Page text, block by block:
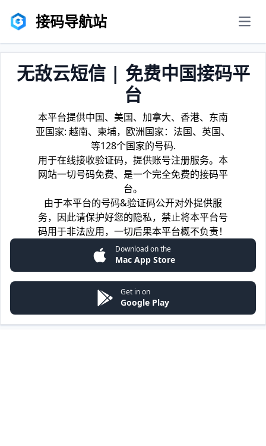
接码导航站
无敌云短信 | 免费中国接码平
台
本平台提供中国、美国、加拿大、香港、东南
亚国家: 越南、柬埔，欧洲国家：法国、英国、
等128个国家的号码.
用于在线接收验证码，提供账号注册服务。本
网站一切号码免费、是一个完全免费的接码平
台。
由于本平台的号码&验证码公开对外提供服
务，因此请保护好您的隐私，禁止将本平台号
码用于非法应用，一切后果本平台概不负责！
Download on the
Mac App Store
Get in on
Google Play